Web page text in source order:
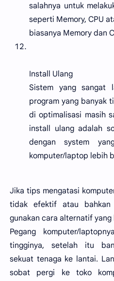
salahnya untuk
seperti Memory, CPU
biasanya Memory dan
Install Ulang
Sistem yang sangat
program yang banyak
di optimalisasi masih
install ulang adalah
dengan system
komputer/laptop lebih
Jika tips mengatasi
tidak efektif atau bahkan
gunakan cara alternatif yang
Pegang komputer/
tingginya, setelah itu
sekuat tenaga ke lantai.
sobat pergi ke toko